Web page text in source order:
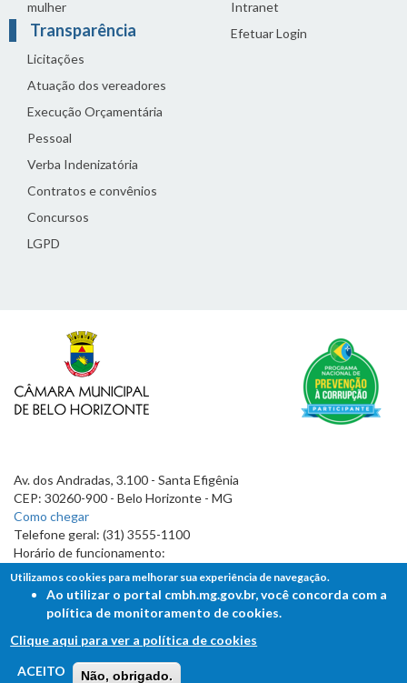
mulher
Transparência
Licitações
Atuação dos vereadores
Execução Orçamentária
Pessoal
Verba Indenizatória
Contratos e convênios
Concursos
LGPD
Intranet
Efetuar Login
Av. dos Andradas, 3.100 - Santa Efigênia
CEP: 30260-900 - Belo Horizonte - MG
Como chegar
Telefone geral: (31) 3555-1100
Horário de funcionamento:
7h às 19h
FALE COM A CÂMARA
Ouvidoria - Lei de Acesso à Informação
Utilizamos cookies para melhorar sua experiência de navegação.
Ao utilizar o portal cmbh.mg.gov.br, você concorda com a
política de monitoramento de cookies.
Clique aqui para ver a política de cookies
ACEITO
Não, obrigado.